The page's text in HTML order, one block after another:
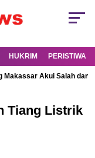
HUKRIM PERISTIWA
Makassar Akui Salah dan
Tiang Listrik